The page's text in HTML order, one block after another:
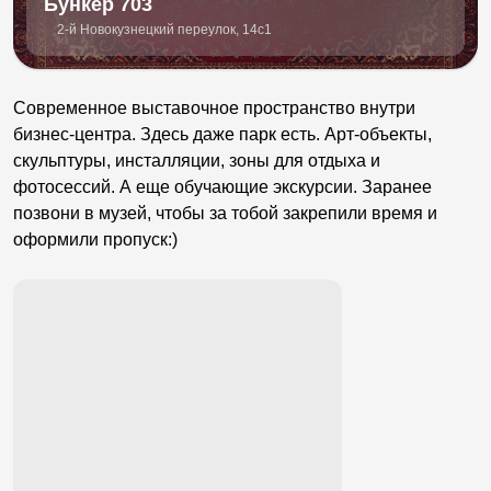
2-й Новокузнецкий переулок, 14с1
Современное выставочное пространство внутри
бизнес-центра. Здесь даже парк есть. Арт-объекты,
скульптуры, инсталляции, зоны для отдыха и
фотосессий. А еще обучающие экскурсии. Заранее
позвони в музей, чтобы за тобой закрепили время и
оформили пропуск:)